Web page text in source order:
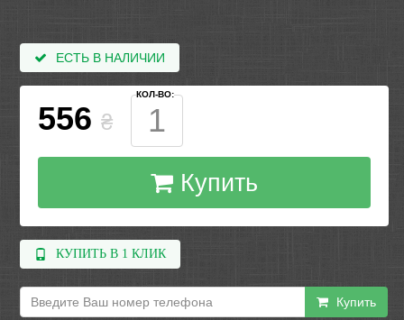
ЕСТЬ В НАЛИЧИИ
556 ₴
КОЛ-ВО:
Купить
КУПИТЬ В 1 КЛИК
Купить